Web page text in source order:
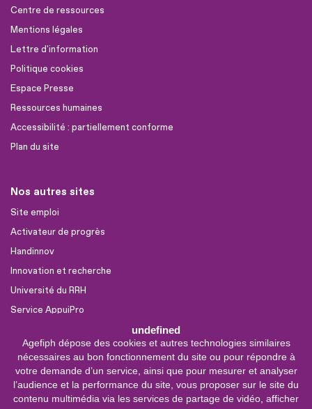
undefined
Agefiph dépose des cookies et autres technologies similaires
nécessaires au bon fonctionnement du site ou pour répondre à
votre demande d’un service, ainsi que pour mesurer et analyser
l’audience et la performance du site, vous proposer sur le site du
contenu multimédia via les services de partage de vidéo, afficher
Centre de ressources
Mentions légales
Lettre d'information
Politique cookies
Espace Presse
Ressources humaines
Accessibilité : partiellement conforme
Plan du site
Nos autres sites
Site emploi
Activateur de progrès
Handinnov
Innovation et recherche
Université du RRH
Service AppuiPro
Nous suivre
Youtube
Linkedin